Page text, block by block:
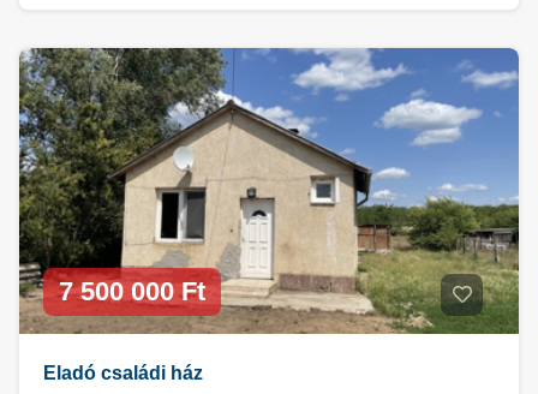
7 500 000 Ft
Eladó családi ház